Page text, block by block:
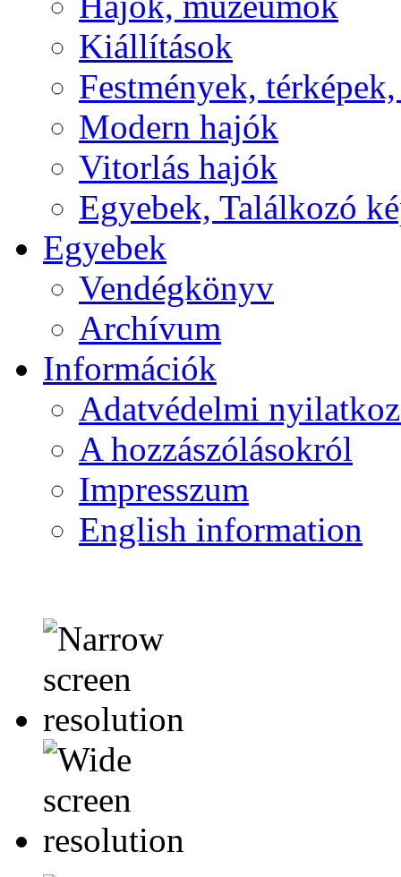
Kiállítások
Festmények,
Modern hajók
Vitorlás hajók
Egyebek, Találkozó
Egyebek
Vendégkönyv
Archívum
Információk
Adatvédelmi
A hozzászólásokról
Impresszum
English information